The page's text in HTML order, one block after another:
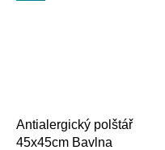
Antialergický polštář
45x45cm Bavlna